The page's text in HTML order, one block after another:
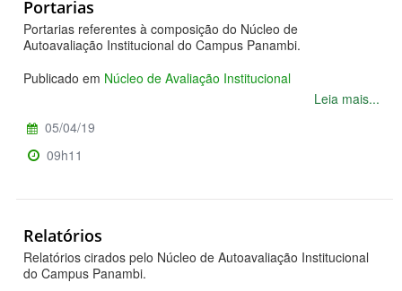
Portarias
Portarias referentes à composição do Núcleo de
Autoavaliação Institucional do Campus Panambi.
Publicado em Núcleo de Avaliação Institucional
Leia mais...
05/04/19
09h11
Relatórios
Relatórios cirados pelo Núcleo de Autoavaliação Institucional
do Campus Panambi.